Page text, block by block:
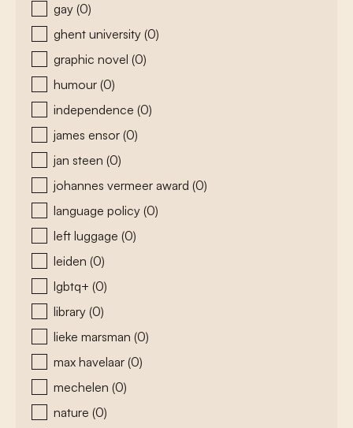
gay (0)
ghent university (0)
graphic novel (0)
humour (0)
independence (0)
james ensor (0)
jan steen (0)
johannes vermeer award (0)
language policy (0)
left luggage (0)
leiden (0)
lgbtq+ (0)
library (0)
lieke marsman (0)
max havelaar (0)
mechelen (0)
nature (0)